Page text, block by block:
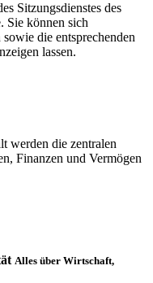
Sitzungsdienstes des
Sie können sich
die entsprechenden
lassen.
werden die zentralen
Finanzen und Vermögen
Alles über Wirtschaft,